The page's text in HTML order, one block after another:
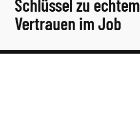
Schlüssel zu echtem
Vertrauen im Job